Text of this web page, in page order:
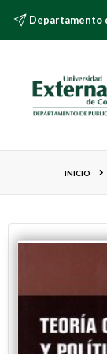
Departamento
INICIO